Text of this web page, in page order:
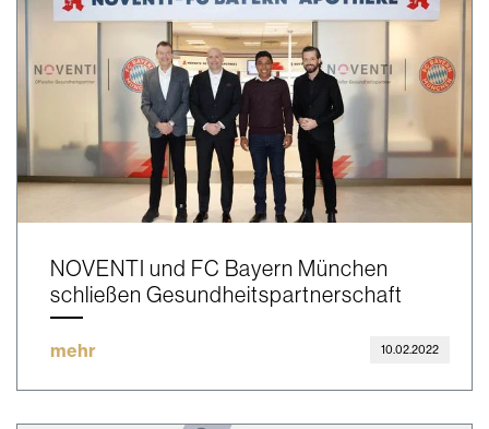
NOVENTI und FC Bayern München
schließen Gesundheitspartnerschaft
mehr 10.02.2022